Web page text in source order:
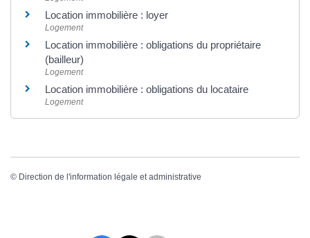
Location immobilière : loyer
Logement
Location immobilière : obligations du propriétaire
(bailleur)
Logement
Location immobilière : obligations du locataire
Logement
© Direction de l'information légale et administrative